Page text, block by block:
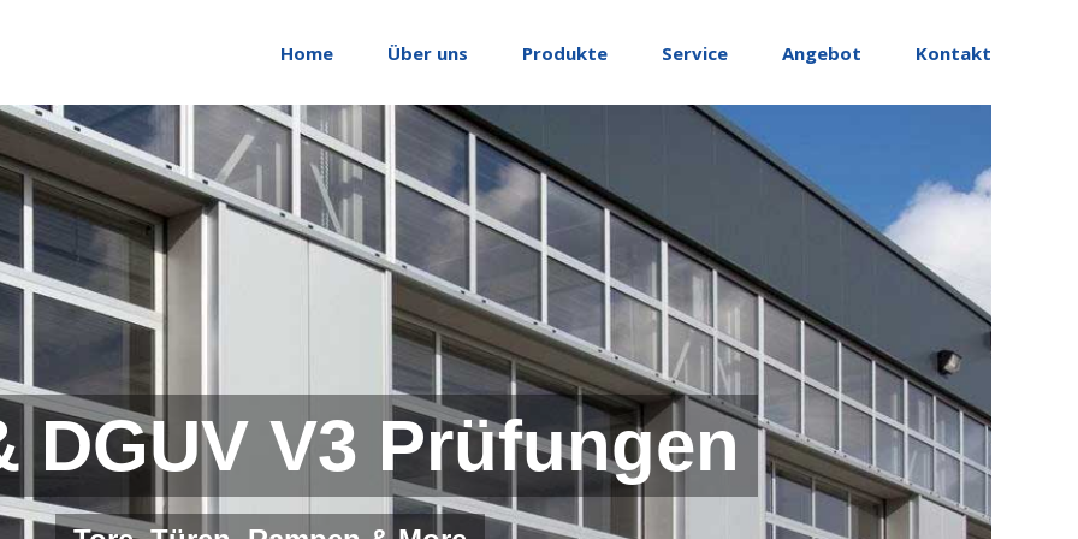
Home Über uns Produkte Service Angebot Kontakt
DGUV V3 Prüfungen